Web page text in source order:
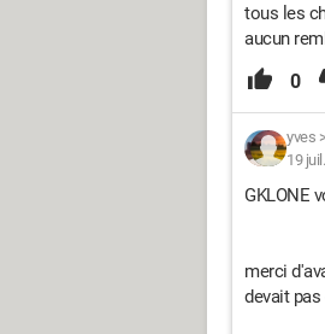
tous les
aucun
0
yves >
19
GKLONE
merci
devait pas